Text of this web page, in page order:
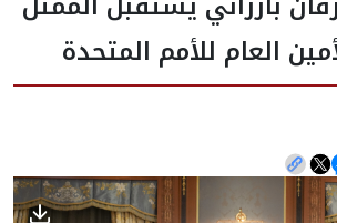
العام للأمم المتحدة